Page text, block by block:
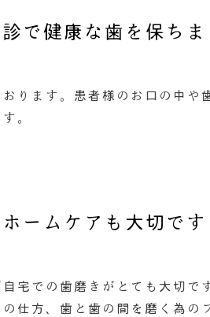
で健康な歯を保ちま
ります。患者様のお口の中や
。
ホームケアも大切です
宅での歯磨きがとても大切で
仕方、歯と歯の間を磨く為の